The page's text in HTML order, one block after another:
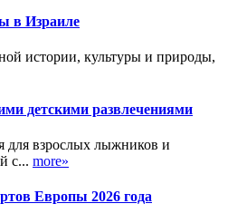
в Израиле
истории, культуры и природы,
детскими развлечениями
для взрослых лыжников и
с... more»
Европы 2026 года